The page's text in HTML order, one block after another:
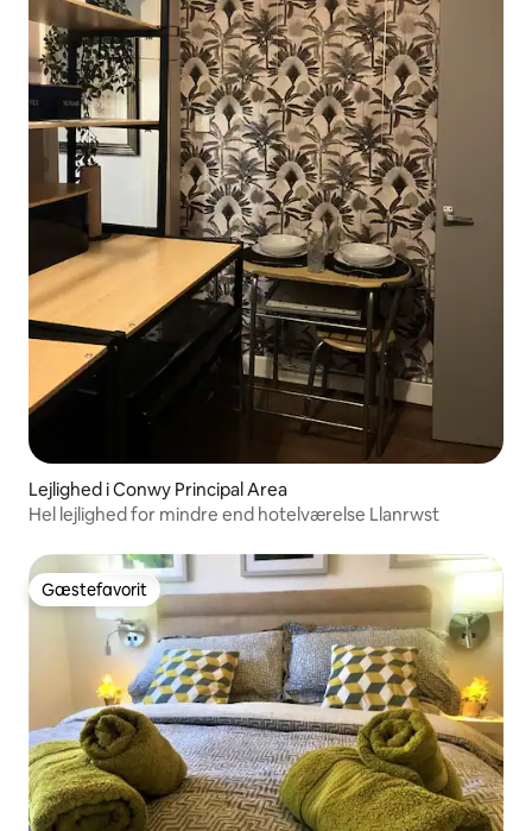
Lejlighed i Conwy Principal Area
Hel lejlighed for mindre end hotelværelse Llanrwst
Gæstefavorit
Gæstefavorit